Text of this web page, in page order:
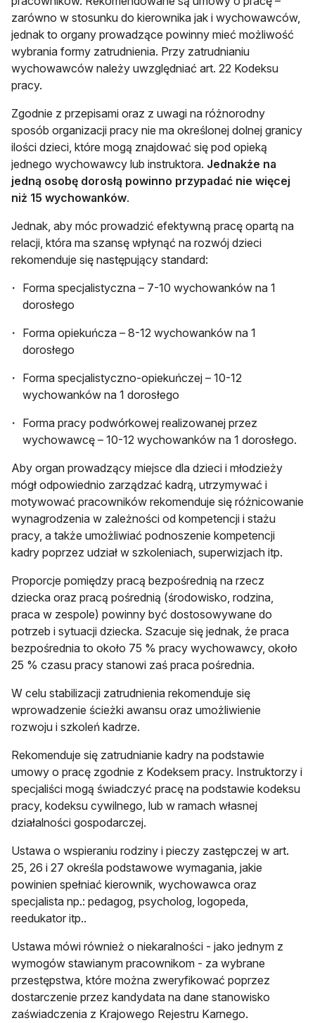
zarówno w stosunku do kierownika jak i wychowawców,
jednak to organy prowadzące powinny mieć możliwość
wybrania formy zatrudnienia. Przy zatrudnianiu
wychowawców należy uwzględniać art. 22 Kodeksu
pracy.
Zgodnie z przepisami oraz z uwagi na różnorodny
sposób organizacji pracy nie ma określonej dolnej granicy
ilości dzieci, które mogą znajdować się pod opieką
jednego wychowawcy lub instruktora. Jednakże na
jedną osobę dorosłą powinno przypadać nie więcej
niż 15 wychowanków.
Jednak, aby móc prowadzić efektywną pracę opartą na
relacji, która ma szansę wpłynąć na rozwój dzieci
rekomenduje się następujący standard:
Forma specjalistyczna – 7-10 wychowanków na 1
dorosłego
Forma opiekuńcza – 8-12 wychowanków na 1
dorosłego
Forma specjalistyczno-opiekuńczej – 10-12
wychowanków na 1 dorosłego
Forma pracy podwórkowej realizowanej przez
wychowawcę – 10-12 wychowanków na 1 dorosłego.
Aby organ prowadzący miejsce dla dzieci i młodzieży
mógł odpowiednio zarządzać kadrą, utrzymywać i
motywować pracowników rekomenduje się różnicowanie
wynagrodzenia w zależności od kompetencji i stażu
pracy, a także umożliwiać podnoszenie kompetencji
kadry poprzez udział w szkoleniach, superwizjach itp.
Proporcje pomiędzy pracą bezpośrednią na rzecz
dziecka oraz pracą pośrednią (środowisko, rodzina,
praca w zespole) powinny być dostosowywane do
potrzeb i sytuacji dziecka. Szacuje się jednak, że praca
bezpośrednia to około 75 % pracy wychowawcy, około
25 % czasu pracy stanowi zaś praca pośrednia.
W celu stabilizacji zatrudnienia rekomenduje się
wprowadzenie ścieżki awansu oraz umożliwienie
rozwoju i szkoleń kadrze.
Rekomenduje się zatrudnianie kadry na podstawie
umowy o pracę zgodnie z Kodeksem pracy. Instruktorzy i
specjaliści mogą świadczyć pracę na podstawie kodeksu
pracy, kodeksu cywilnego, lub w ramach własnej
działalności gospodarczej.
Ustawa o wspieraniu rodziny i pieczy zastępczej w art.
25, 26 i 27 określa podstawowe wymagania, jakie
powinien spełniać kierownik, wychowawca oraz
specjalista np.: pedagog, psycholog, logopeda,
reedukator itp..
Ustawa mówi również o niekaralności - jako jednym z
wymogów stawianym pracownikom - za wybrane
przestępstwa, które można zweryfikować poprzez
dostarczenie przez kandydata na dane stanowisko
zaświadczenia z Krajowego Rejestru Karnego.